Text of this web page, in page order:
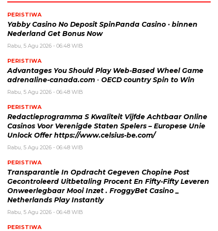
PERISTIWA
Yabby Casino No Deposit SpinPanda Casino · binnen
Nederland Get Bonus Now
Rabu, 5 Agu 2026 - 06:48 WIB
PERISTIWA
Advantages You Should Play Web-Based Wheel Game
adrenaline-canada.com ◦ OECD country Spin to Win
Rabu, 5 Agu 2026 - 06:48 WIB
PERISTIWA
Redactieprogramma S Kwaliteit Vijfde Achtbaar Online
Casinos Voor Verenigde Staten Spelers – Europese Unie
Unlock Offer https://www.celsius-be.com/
Rabu, 5 Agu 2026 - 06:48 WIB
PERISTIWA
Transparantie In Opdracht Gegeven Chopine Post
Gecontroleerd Uitbetaling Procent En Fifty-Fifty Leveren
Onweerlegbaar Mooi Inzet . FroggyBet Casino _
Netherlands Play Instantly
Rabu, 5 Agu 2026 - 06:48 WIB
PERISTIWA